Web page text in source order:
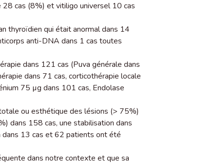
cas (8%) et vitiligo universel 10 cas
thyroïdien qui était anormal dans 14
anti-DNA dans 1 cas toutes
dans 121 cas (Puva générale dans
dans 71 cas, corticothérapie locale
75 µg dans 101 cas, Endolase
ou esthétique des lésions (> 75%)
dans 158 cas, une stabilisation dans
dans 13 cas et 62 patients ont été
dans notre contexte et que sa